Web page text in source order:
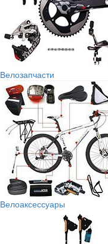
Велозапчасти
Велоаксессуары